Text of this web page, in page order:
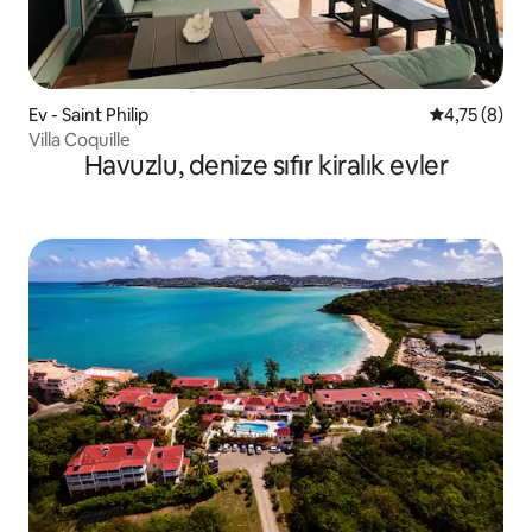
Ev - Saint Philip 5 üzerinden
4,75 (8)
Villa Coquille
Havuzlu, denize sıfır kiralık evler